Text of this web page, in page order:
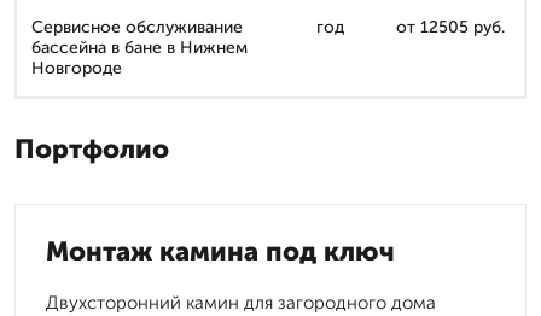
Сервисное обслуживание
бассейна в бане в Нижнем
Новгороде
год от 12505 руб.
Портфолио
Монтаж камина под ключ
Двухсторонний камин для загородного дома